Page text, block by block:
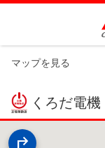
マップを見る
くろだ電機